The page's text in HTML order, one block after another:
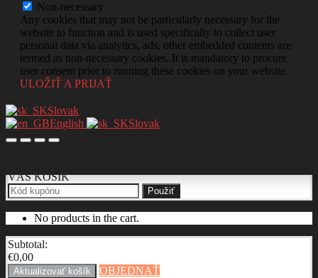
Non-necessary
Any cookies that may not be particularly necessary for the
website to function and is used specifically to collect user
personal data via analytics, ads, other embedded contents are
termed as non-necessary cookies. It is mandatory to procure
user consent prior to running these cookies on your website.
ULOŽIŤ A PRIJAŤ
Slovak
English
Slovak
VÁŠ KOŠÍK
Použiť
No products in the cart.
Subtotal:
€0,00
Aktualizovať košík
OBJEDNAŤ